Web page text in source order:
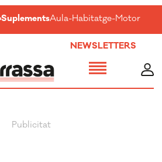
SuplementsAula-Habitatge-Motor-
NEWSLETTERS